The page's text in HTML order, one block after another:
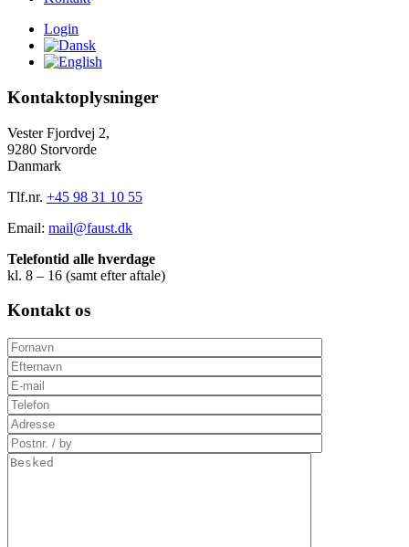
Login
Kontaktoplysninger
Vester Fjordvej 2,
9280 Storvorde
Danmark
Tlf.nr. +45 98 31 10 55
Email: mail@faust.dk
Telefontid alle hverdage
kl. 8 – 16 (samt efter aftale)
Kontakt os